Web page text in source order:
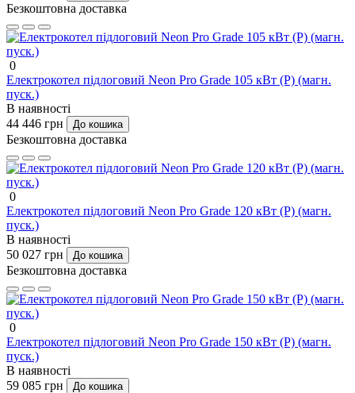
Безкоштовна доставка
0
Електрокотел підлоговий Neon Pro Grade 105 кВт (P) (магн.
пуск.)
В наявності
44 446 грн
До кошика
Безкоштовна доставка
0
Електрокотел підлоговий Neon Pro Grade 120 кВт (P) (магн.
пуск.)
В наявності
50 027 грн
До кошика
Безкоштовна доставка
0
Електрокотел підлоговий Neon Pro Grade 150 кВт (P) (магн.
пуск.)
В наявності
59 085 грн
До кошика